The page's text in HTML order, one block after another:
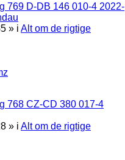
769 D-DB 146 010-4 2022-
» i Alt om de rigtige
768 CZ-CD 380 017-4
» i Alt om de rigtige